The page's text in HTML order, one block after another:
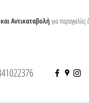
Αντικαταβολή για